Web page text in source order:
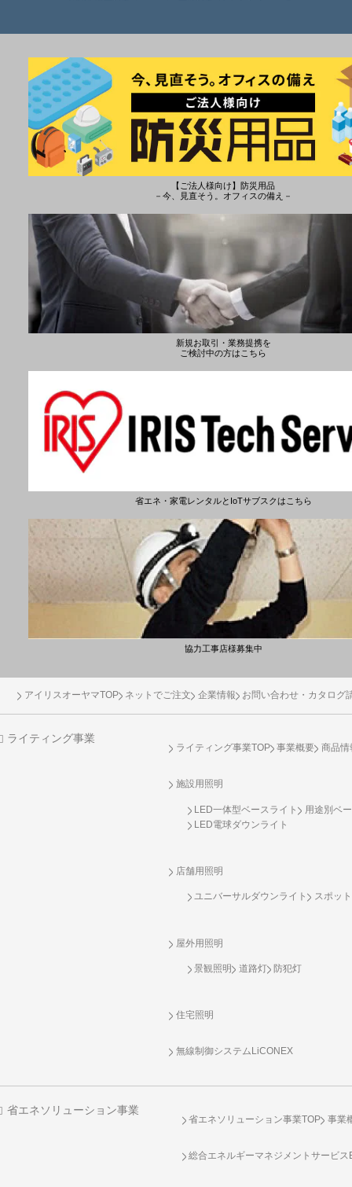
【ご法人様向け】防災用品
－今、見直そう。オフィスの備え－
新規お取引・業務提携を
ご検討中の方はこちら
省エネ・家電レンタルとIoTサブスクはこちら
協力工事店様募集中
アイリスオーヤマTOP ネットでご注文 企業情報 お問い合わせ・カタログ
ライティング事業
ライティング事業TOP 事業概要 商品情
施設用照明
LED一体型ベースライト
用途別ベ
LED電球ダウンライト
店舗用照明
ユニバーサルダウンライト スポッ
屋外用照明
景観照明 道路灯 防犯灯
住宅照明
無線制御システム LiCONEX
省エネソリューション事業
省エネソリューション事業TOP 事業
総合エネルギーマネジメントサービ